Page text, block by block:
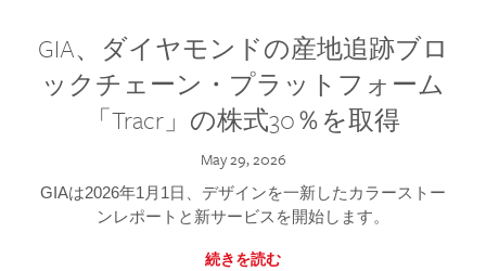
GIA、ダイヤモンドの産地追跡ブロ
ックチェーン・プラットフォーム
「Tracr」の株式30％を取得
May 29, 2026
GIAは2026年1月1日、デザインを一新したカラーストー
ンレポートと新サービスを開始します。
続きを読む